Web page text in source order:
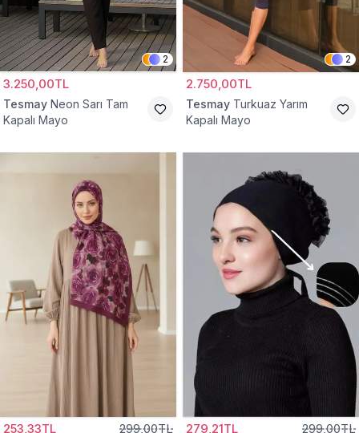
2
3.250,00TL
Tesmay Neon Sarı Tam
Kapalı Mayo
2
2.750,00TL
Tesmay Turkuaz Yarım
Kapalı Mayo
253,33TL 299,00TL 279,21TL 299,00TL